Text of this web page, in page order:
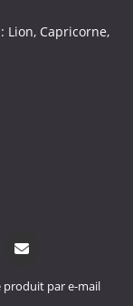
Lion, Capricorne,
new
produit par e-mail